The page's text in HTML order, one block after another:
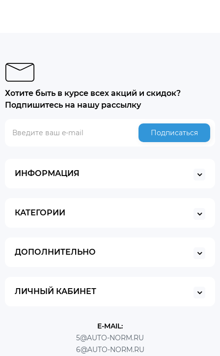
Хотите быть в курсе всех акций и скидок?
Подпишитесь на нашу рассылку
Подписаться
ИНФОРМАЦИЯ
КАТЕГОРИИ
ДОПОЛНИТЕЛЬНО
ЛИЧНЫЙ КАБИНЕТ
E-MAIL:
5@AUTO-NORM.RU
6@AUTO-NORM.RU